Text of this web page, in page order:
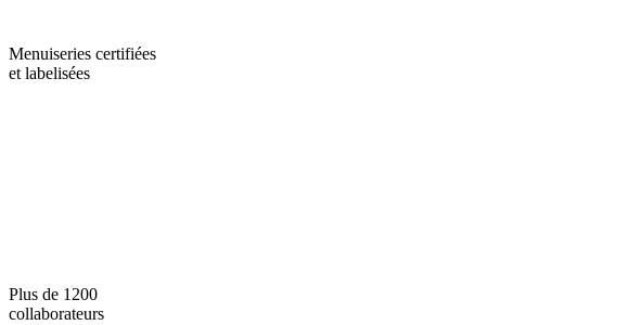
Menuiseries certifiées
et labelisées
Plus de 1200
collaborateurs